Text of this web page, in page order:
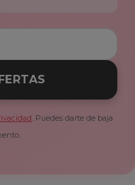
. Puedes darte de baja